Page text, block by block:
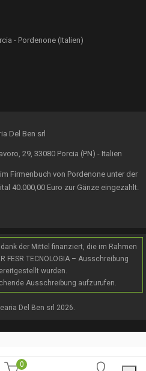
0
- Pordenone (Italien)
Del Ben srl
29, 33080 Porcia (PN) - Italien
Firmenbuch von Pordenone unter der
40.000,00 Euro zur Gänze eingezahlt.
der Mittel finanziert, die im Rahmen
FESR TECNOLOGIA – Ausschreibung
wurden.
Ausschreibung aufzurufen.
Del Ben srl 2026.